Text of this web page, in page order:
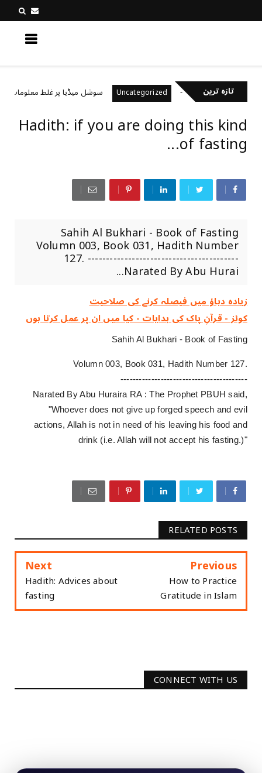
تازہ ترین
رکھتے ہیں؟ Uncategorized سوشل میڈیا پر غلط معلومات کیسے
Hadith: if you are doing this kind
of fasting...
Sahih Al Bukhari - Book of Fasting
Volumn 003, Book 031, Hadith Number
127. -----------------------------------------
Narated By Abu Hurai...
زیادہ دباؤ میں فیصلہ کرنے کی صلاحیت
کوئز - قرآنِ پاک کی ہدایات - کیا میں ان پر عمل کرتا ہوں
Sahih Al Bukhari - Book of Fasting
Volumn 003, Book 031, Hadith Number 127.
-----------------------------------------
Narated By Abu Huraira RA : The Prophet PBUH said,
"Whoever does not give up forged speech and evil
actions, Allah is not in need of his leaving his food and
drink (i.e. Allah will not accept his fasting.)"
RELATED POSTS
Previous
How to Practice
Gratitude in Islam
Next
Hadith: Advices about
fasting
CONNECT WITH US